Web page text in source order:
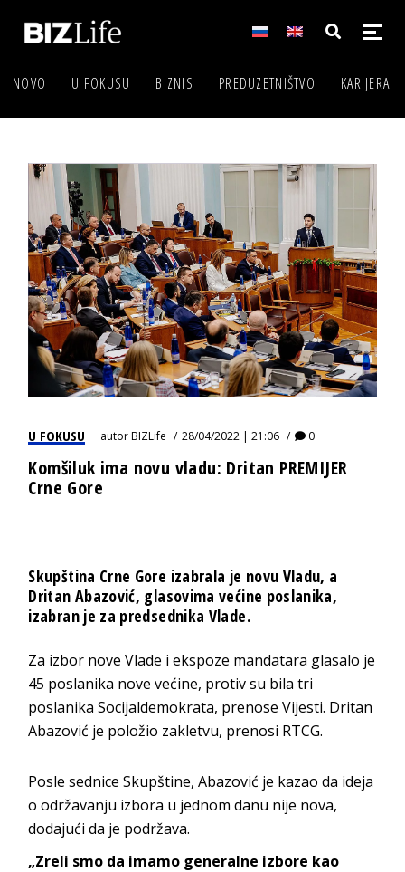
NOVO U FOKUSU BIZNIS PREDUZETNIŠTVO KARIJERA
U FOKUSU autorBIZLife 28/04/2022 | 21:06 0
Komšiluk ima novu vladu: Dritan PREMIJER
Crne Gore
Skupština Crne Gore izabrala je novu Vladu, a
Dritan Abazović, glasovima većine poslanika,
izabran je za predsednika Vlade.
Za izbor nove Vlade i ekspoze mandatara glasalo je
45 poslanika nove većine, protiv su bila tri
poslanika Socijaldemokrata, prenose Vijesti. Dritan
Abazović je položio zakletvu, prenosi RTCG.
Posle sednice Skupštine, Abazović je kazao da ideja
o održavanju izbora u jednom danu nije nova,
dodajući da je podržava.
„Zreli smo da imamo generalne izbore kao